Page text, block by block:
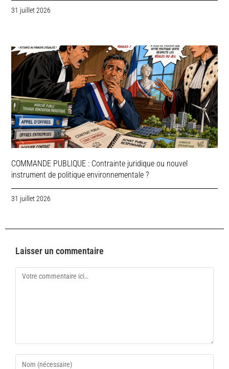
31 juillet 2026
COMMANDE PUBLIQUE : Contrainte juridique ou nouvel
instrument de politique environnementale ?
31 juillet 2026
Laisser un commentaire